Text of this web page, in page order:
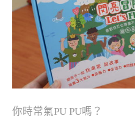
你時常氣PU PU嗎？